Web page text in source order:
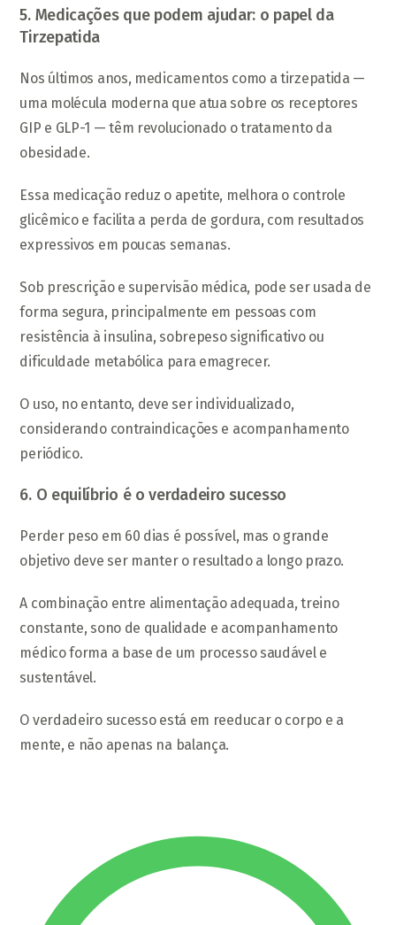
5. Medicações que podem ajudar: o papel da
Tirzepatida
Nos últimos anos, medicamentos como a tirzepatida —
uma molécula moderna que atua sobre os receptores
GIP e GLP-1 — têm revolucionado o tratamento da
obesidade.
Essa medicação reduz o apetite, melhora o controle
glicêmico e facilita a perda de gordura, com resultados
expressivos em poucas semanas.
Sob prescrição e supervisão médica, pode ser usada de
forma segura, principalmente em pessoas com
resistência à insulina, sobrepeso significativo ou
dificuldade metabólica para emagrecer.
O uso, no entanto, deve ser individualizado,
considerando contraindicações e acompanhamento
periódico.
6. O equilíbrio é o verdadeiro sucesso
Perder peso em 60 dias é possível, mas o grande
objetivo deve ser manter o resultado a longo prazo.
A combinação entre alimentação adequada, treino
constante, sono de qualidade e acompanhamento
médico forma a base de um processo saudável e
sustentável.
O verdadeiro sucesso está em reeducar o corpo e a
mente, e não apenas na balança.